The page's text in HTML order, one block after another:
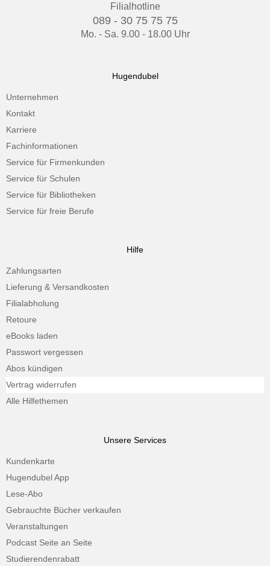
Filialhotline
089 - 30 75 75 75
Mo. - Sa. 9.00 - 18.00 Uhr
Hugendubel
Unternehmen
Kontakt
Karriere
Fachinformationen
Service für Firmenkunden
Service für Schulen
Service für Bibliotheken
Service für freie Berufe
Hilfe
Zahlungsarten
Lieferung & Versandkosten
Filialabholung
Retoure
eBooks laden
Passwort vergessen
Abos kündigen
Vertrag widerrufen
Alle Hilfethemen
Unsere Services
Kundenkarte
Hugendubel App
Lese-Abo
Gebrauchte Bücher verkaufen
Veranstaltungen
Podcast Seite an Seite
Studierendenrabatt